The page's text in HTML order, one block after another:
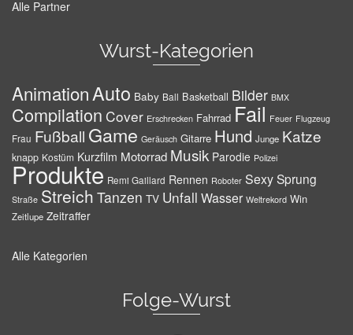
Alle Partner
Wurst-Kategorien
AnimationAuto Baby Ball Basketball Bilder BMX
Compilation Cover Erschrecken Fahrrad Fail Feuer Flugzeug
Frau Fußball Game Geräusch Gitarre Hund Junge Katze
knapp Kostüm Kurzfilm Motorrad Musik Parodie Polizei
Produkte Remi Gaillard Rennen Roboter SexySprung
Straße Streich Tanzen TV Unfall Wasser Weltrekord Win
Zeitlupe Zeitraffer
Alle Kategorien
Folge-Wurst